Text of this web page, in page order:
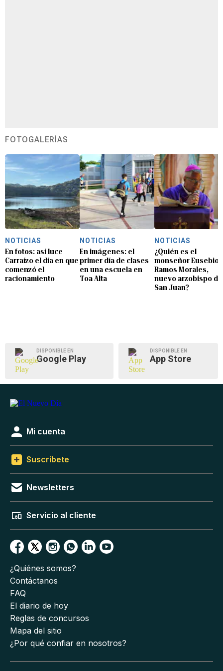
FOTOGALERÍAS
NOTICIAS
En fotos: así luce
Carraízo el día en que
comenzó el
racionamiento
NOTICIAS
En imágenes: el
primer día de clases
en una escuela en
Toa Alta
NOTICIAS
¿Quién es el
monseñor Eusebio
Ramos Morales,
nuevo arzobispo de
San Juan?
DISPONIBLE EN
Google Play
DISPONIBLE EN
App Store
Mi cuenta
Suscríbete
Newsletters
Servicio al cliente
¿Quiénes somos?
Contáctanos
FAQ
El diario de hoy
Reglas de concursos
Mapa del sitio
¿Por qué confiar en nosotros?